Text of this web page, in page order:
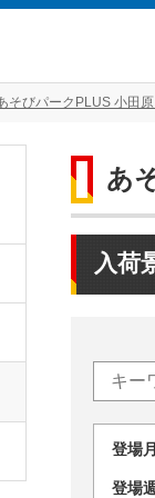
そびパークPLUS 小田
あ
入荷
登
登